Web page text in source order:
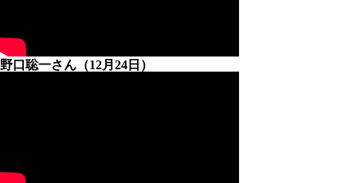
野口聡一さん（12月24日）